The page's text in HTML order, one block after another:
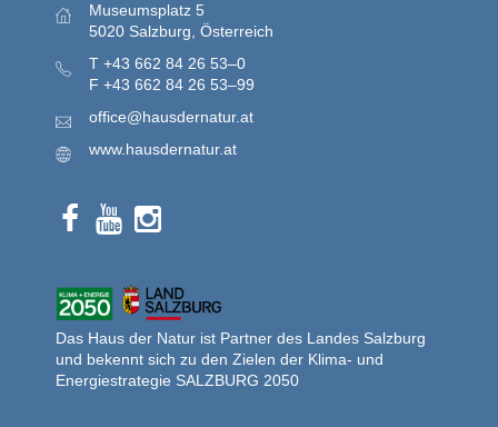
Museumsplatz 5
5020 Salzburg, Österreich
T +43 662 84 26 53–0
F +43 662 84 26 53–99
office@hausdernatur.at
www.hausdernatur.at
Das Haus der Natur ist Partner des Landes Salzburg
und bekennt sich zu den Zielen der Klima- und
Energiestrategie SALZBURG 2050